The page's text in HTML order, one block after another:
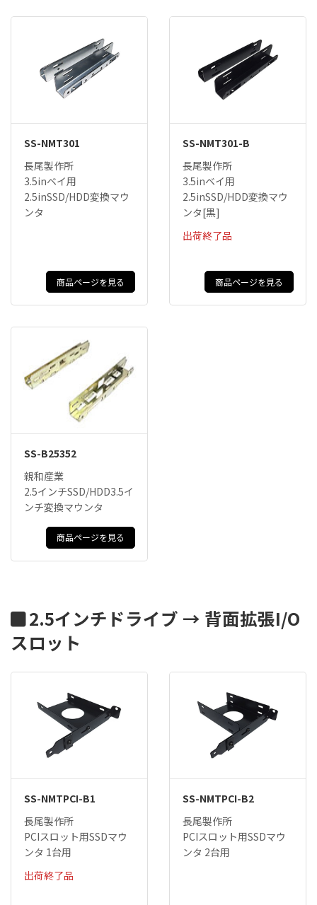
SS-NMT301
長尾製作所
3.5inベイ用
2.5inSSD/HDD変換マウ
ンタ
商品ページを見る
SS-NMT301-B
長尾製作所
3.5inベイ用
2.5inSSD/HDD変換マウ
ンタ[黒]
出荷終了品
商品ページを見る
SS-B25352
親和産業
2.5インチSSD/HDD3.5イ
ンチ変換マウンタ
商品ページを見る
2.5インチドライブ → 背面拡張I/O
スロット
SS-NMTPCI-B1
長尾製作所
PCIスロット用SSDマウ
ンタ 1台用
出荷終了品
SS-NMTPCI-B2
長尾製作所
PCIスロット用SSDマウ
ンタ 2台用